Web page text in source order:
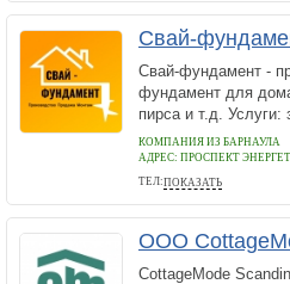
Свай-
Свай-фундамент -
фундамент для
пирса и т.д.
КОМПАНИЯ ИЗ БАРНАУЛА
АДРЕС: ПРОСПЕКТ
ТЕЛ:ПОКАЗАТЬ
+79835480377
ООО
CottageMode